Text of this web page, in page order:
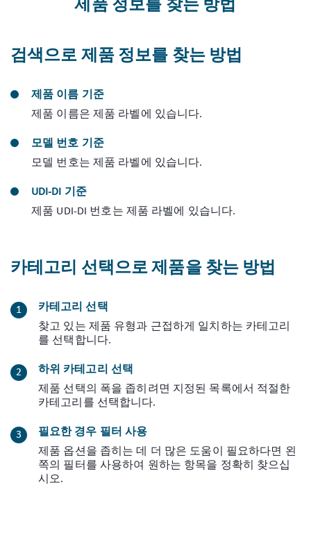
제품 정보를 찾는 방법
검색으로 제품 정보를 찾는 방법
제품 이름 기준
제품 이름은 제품 라벨에 있습니다.
모델 번호 기준
모델 번호는 제품 라벨에 있습니다.
UDI-DI 기준
제품 UDI-DI 번호는 제품 라벨에 있습니다.
카테고리 선택으로 제품을 찾는 방법
카테고리 선택
찾고 있는 제품 유형과 근접하게 일치하는 카테고리
를 선택합니다.
하위 카테고리 선택
제품 선택의 폭을 좁히려면 지정된 목록에서 적절한
카테고리를 선택합니다.
필요한 경우 필터 사용
제품 옵션을 좁히는 데 더 많은 도움이 필요하다면 왼
쪽의 필터를 사용하여 원하는 항목을 정확히 찾으십
시오.